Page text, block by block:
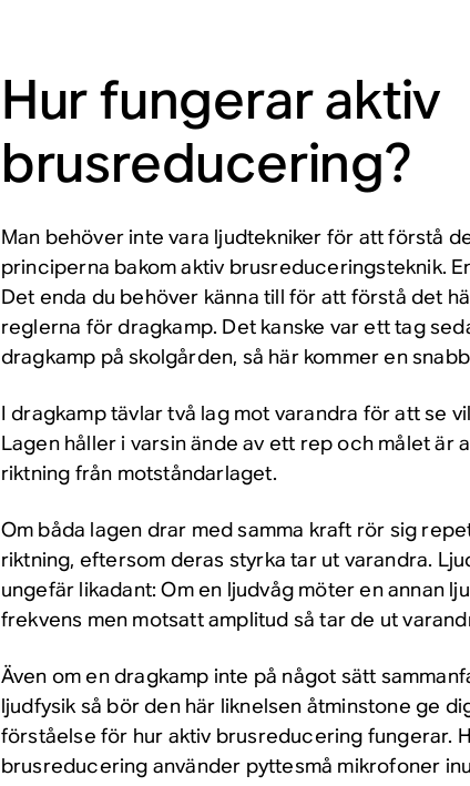
Hur fungerar aktiv
brusreducering?
Man behöver inte vara ljudtekniker för att förstå
principerna bakom aktiv brusreduceringsteknik.
Det enda du behöver känna till för att förstå det
reglerna för dragkamp. Det kanske var ett tag
dragkamp på skolgården, så här kommer en
I dragkamp tävlar två lag mot varandra för att se
Lagen håller i varsin ände av ett rep och målet är
riktning från motståndarlaget.
Om båda lagen drar med samma kraft rör sig
riktning, eftersom deras styrkatar ut varandra.
ungefär likadant: Om en ljudvåg möter en annan
frekvens men motsatt amplitud så tar de ut
Även om en dragkamp inte på något sätt
ljudfysik så bör den här liknelsen åtminstone ge
förståelse för hur aktiv brusreducering fungerar.
brusreducering använder pyttesmå mikrofoner